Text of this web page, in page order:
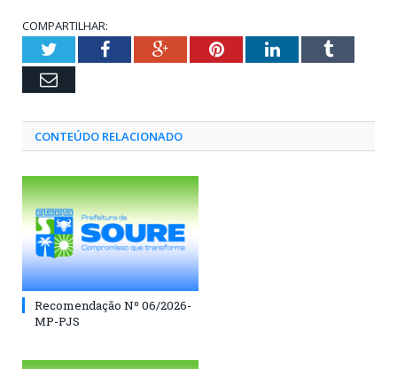
COMPARTILHAR:
TwitterFacebookGoogle+PinterestLinkedInTumblr
Email
CONTEÚDO RELACIONADO
Recomendação Nº 06/2026-
MP-PJS